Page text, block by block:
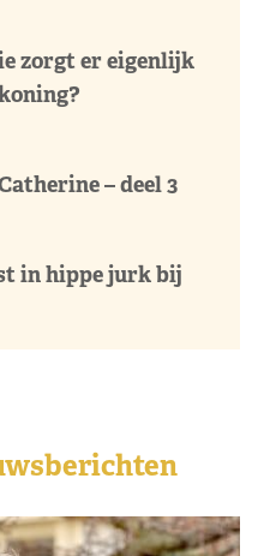
zorgt er eigenlijk
– deel 3
in hippe jurk bij